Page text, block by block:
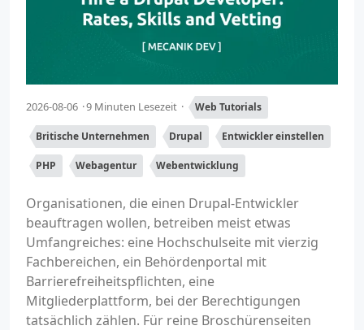
2026-08-06 9 Minuten Lesezeit Web Tutorials
Britische Unternehmen Drupal Entwickler einstellen
PHP Webagentur Webentwicklung
Organisationen, die einen Drupal-Entwickler
beauftragen wollen, betreiben meist etwas
Umfangreiches: eine Hochschulseite mit vierzig
Fachbereichen, ein Behördenportal mit
Barrierefreiheitspflichten, eine
Mitgliederplattform, bei der Berechtigungen
tatsächlich zählen. Für reine Broschürenseiten